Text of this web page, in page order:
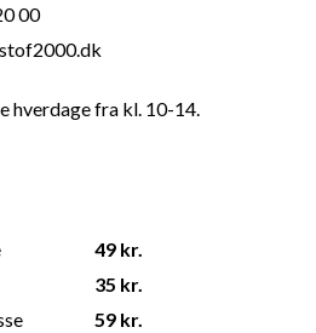
00
hverdage fra kl. 10-14.
49 kr.
35 kr.
59 kr.